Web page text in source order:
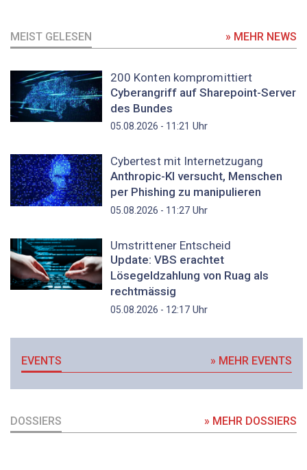
MEIST GELESEN » MEHR NEWS
200 Konten kompromittiert
Cyberangriff auf Sharepoint-Server
des Bundes
05.08.2026 - 11:21 Uhr
Cybertest mit Internetzugang
Anthropic-KI versucht, Menschen
per Phishing zu manipulieren
05.08.2026 - 11:27Uhr
Umstrittener Entscheid
Update: VBS erachtet
Lösegeldzahlung von Ruag als
rechtmässig
05.08.2026 - 12:17Uhr
EVENTS » MEHR EVENTS
DOSSIERS » MEHR DOSSIERS